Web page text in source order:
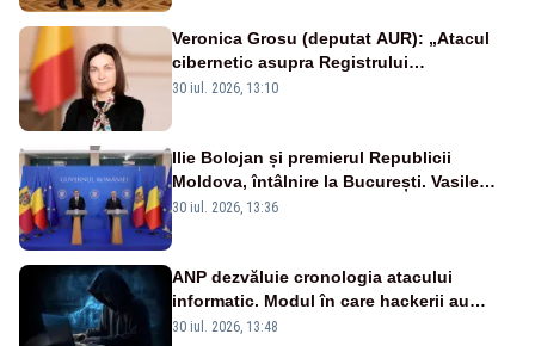
Veronica Grosu (deputat AUR): „Atacul
cibernetic asupra Registrului
Proprietăților transmite un semnal de
30 iul. 2026, 13:10
Ilie Bolojan și premierul Republicii
Moldova, întâlnire la București. Vasile
Tofan, primit cu onoruri militare
30 iul. 2026, 13:36
ANP dezvăluie cronologia atacului
informatic. Modul în care hackerii au
pătruns în rețea rămâne necunoscut
30 iul. 2026, 13:48